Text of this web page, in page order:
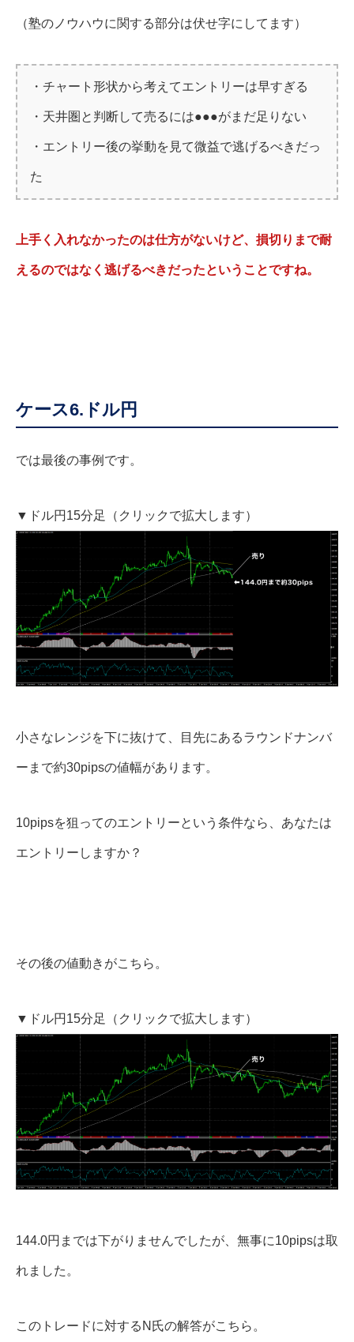
（塾のノウハウに関する部分は伏せ字にしてます）
・チャート形状から考えてエントリーは早すぎる
・天井圏と判断して売るには●●●がまだ足りない
・エントリー後の挙動を見て微益で逃げるべきだっ
た
上手く入れなかったのは仕方がないけど、損切りまで耐
えるのではなく逃げるべきだったということですね。
ケース6.ドル円
では最後の事例です。
▼ドル円15分足（クリックで拡大します）
小さなレンジを下に抜けて、目先にあるラウンドナンバ
ーまで約30pipsの値幅があります。
10pipsを狙ってのエントリーという条件なら、あなたは
エントリーしますか？
その後の値動きがこちら。
▼ドル円15分足（クリックで拡大します）
144.0円までは下がりませんでしたが、無事に10pipsは取
れました。
このトレードに対するN氏の解答がこちら。